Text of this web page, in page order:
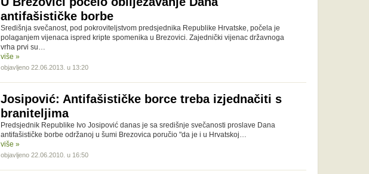
antifašističke borbe
Središnja svečanost, pod pokroviteljstvom predsjednika Republike Hrvatske, počela je
polaganjem vijenaca ispred kripte spomenika u Brezovici. Zajednički vijenac državnoga
vrha prvi su…
više »
objavljeno 22.06.2013. u 13:20
Josipović: Antifašističke borce treba izjednačiti s
braniteljima
Predsjednik Republike Ivo Josipović danas je sa središnje svečanosti proslave Dana
antifašističke borbe održanoj u šumi Brezovica poručio "da je i u Hrvatskoj…
više »
objavljeno 22.06.2010. u 16:50